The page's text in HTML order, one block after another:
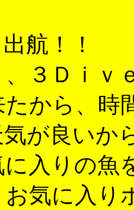
航！！
３Ｄｉｖ
から、時
が良いか
入りの魚
気に入り